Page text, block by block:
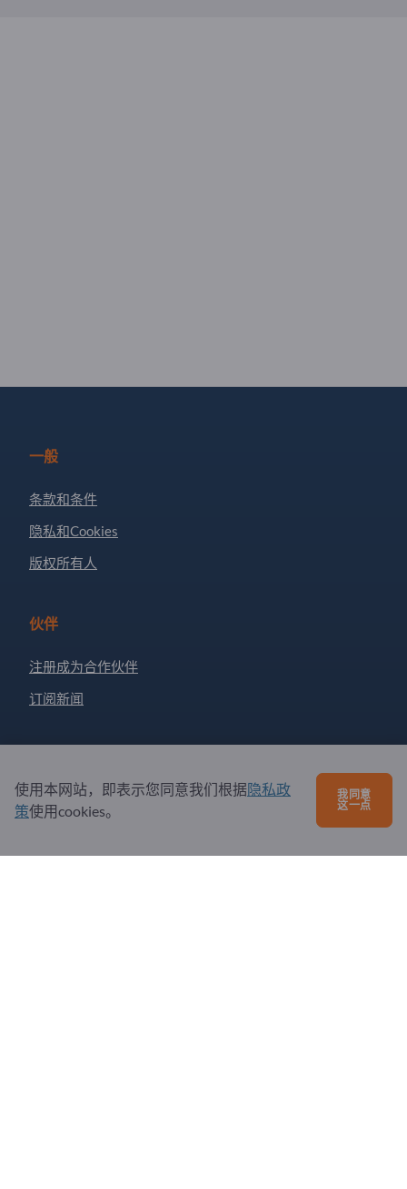
一般
条款和条件
隐私和Cookies
版权所有人
伙伴
注册成为合作伙伴
订阅新闻
问题和回答
使用本网站，即表示您同意我们根据隐私政
策使用cookies。
我同意
这一点